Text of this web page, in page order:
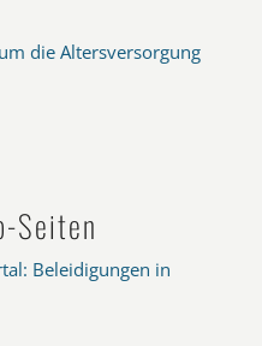
die Altersversorgung
Seiten
Beleidigungen in